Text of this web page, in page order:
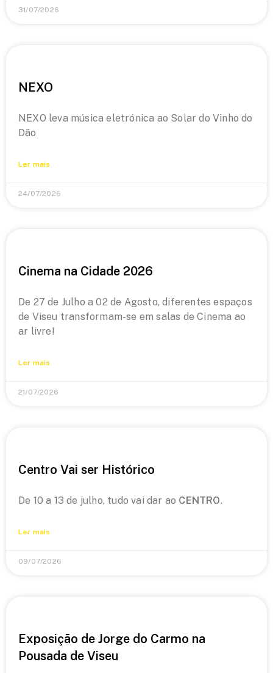
31/07/2026
NEXO
NEXO leva música eletrónica ao Solar do Vinho do
Dão
Ler mais
24/07/2026
Cinema na Cidade 2026
De 27 de Julho a 02 de Agosto, diferentes espaços
de Viseu transformam-se em salas de Cinema ao
ar livre!
Ler mais
21/07/2026
Centro Vai ser Histórico
De 10 a 13 de julho, tudo vai dar ao CENTRO.
Ler mais
09/07/2026
Exposição de Jorge do Carmo na
Pousada de Viseu